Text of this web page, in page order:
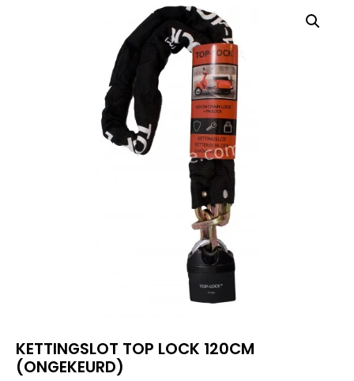
KETTINGSLOT TOP LOCK 120CM
(ONGEKEURD)